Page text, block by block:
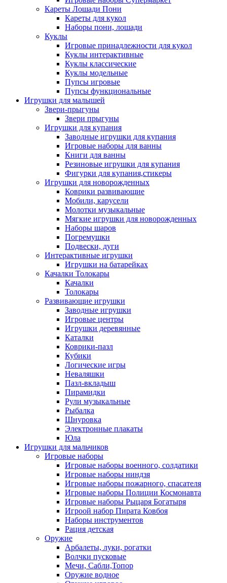
Кареты Лошади Пони
Кареты для кукол
Наборы пони, лошади
Куклы
Игровые принадлежности для кукол
Куклы интерактивные
Куклы классические
Куклы модельные
Пупсы игровые
Пупсы функциональные
Игрушки для малышей
Звери-прыгуны
Звери прыгуны
Игрушки для купания
Заводные игрушки для купания
Игровые наборы для ванны
Книги для ванны
Резиновые игрушки для купания
Фигурки для купания,стикеры
Игрушки для новорожденных
Коврики развивающие
Мобили, карусели
Молотки музыкальные
Мягкие игрушки для новорожденных
Наборы шаров
Погремушки
Подвески, дуги
Интерактивные игрушки
Игрушки на батарейках
Качалки Толокары
Качалки
Толокары
Развивающие игрушки
Заводные игрушки
Игровые центры
Игрушки деревянные
Каталки
Коврики-пазл
Кубики
Логические игры
Неваляшки
Пазл-вкладыш
Пирамидки
Рули музыкальные
Рыбалка
Шнуровка
Электронные плакаты
Юла
Игрушки для мальчиков
Игровые наборы
Игровые наборы военного, солдатики
Игровые наборы ниндзя
Игровые наборы пожарного, спасателя
Игровые наборы Полиции Космонавта
Игровые наборы Рыцаря Богатыря
Игроой набор Пирата Ковбоя
Наборы инструментов
Рация детская
Оружие
Арбалеты, луки, рогатки
Волчки пусковые
Мечи, Сабли,Топор
Оружие водное